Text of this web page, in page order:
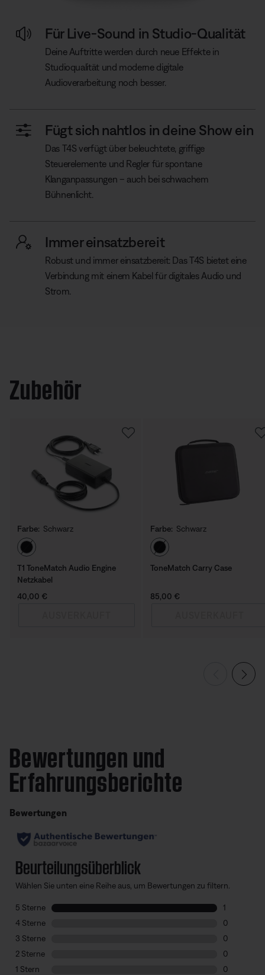
Für Live-Sound in Studio-Qualität
Deine Auftritte werden durch neue Effekte in
Studioqualität und moderne digitale
Audioverarbeitung noch besser.
Fügt sich nahtlos in deine Show ein
Das T4S verfügt über beleuchtete, griffige
Steuerelemente und Regler für spontane
Klanganpassungen – auch bei schwachem
Bühnenlicht.
Immer einsatzbereit
Robust und immer einsatzbereit: Das T4S bietet eine
Verbindung mit einem Kabel für digitales Audio und
Strom.
Zubehör
Farbe: Schwarz
Farbe auswählen
T1 ToneMatch Audio Engine
Netzkabel
Preis:
40,00 €
Farbe: Schwarz
Farbe auswählen
ToneMatch Carry Case
Preis:
85,00 €
Bewertungen und
Erfahrungsberichte